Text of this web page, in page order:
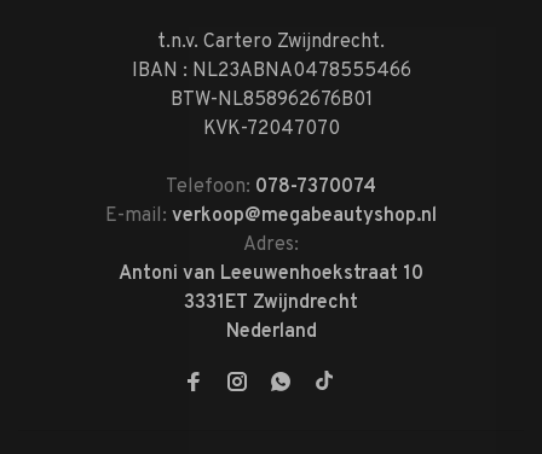
t.n.v. Cartero Zwijndrecht.
IBAN : NL23ABNA0478555466
BTW-NL858962676B01
KVK-72047070
Telefoon: 078-7370074
E-mail: verkoop@megabeautyshop.nl
Adres:
Antoni van Leeuwenhoekstraat 10
3331ET Zwijndrecht
Nederland